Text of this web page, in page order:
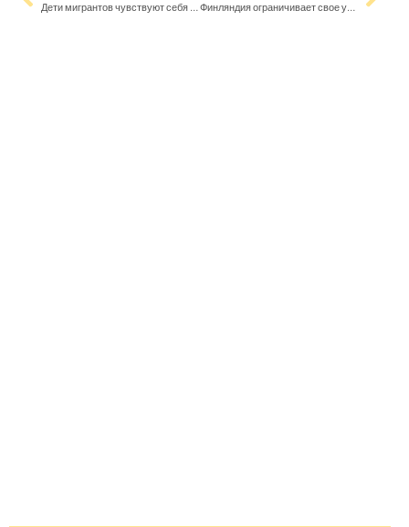
Дети мигрантов чувствуют себя гораздо хуже сверстников Финляндия ограничивает свое участие в Венецианской биеннале из-за России – министр Талвитие: ”Важно поддерживать художников”